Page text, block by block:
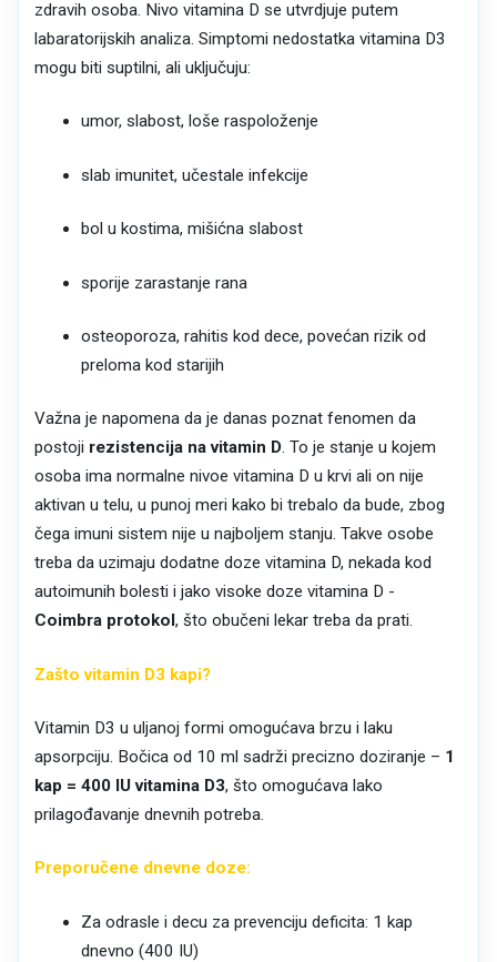
zdravih osoba. Nivo vitamina D se utvrdjuje putem
labaratorijskih analiza. Simptomi nedostatka vitamina D3
mogu biti suptilni, ali uključuju:
umor, slabost, loše raspoloženje
slab imunitet, učestale infekcije
bol u kostima, mišićna slabost
sporije zarastanje rana
osteoporoza, rahitis kod dece, povećan rizik od
preloma kod starijih
Važna je napomena da je danas poznat fenomen da
postoji rezistencija na vitamin D. To je stanje u kojem
osoba ima normalne nivoe vitamina D u krvi ali on nije
aktivan u telu, u punoj meri kako bi trebalo da bude, zbog
čega imuni sistem nije u najboljem stanju. Takve osobe
treba da uzimaju dodatne doze vitamina D, nekada kod
autoimunih bolesti i jako visoke doze vitamina D -
Coimbra protokol, što obučeni lekar treba da prati.
Zašto vitamin D3 kapi?
Vitamin D3 u uljanoj formi omogućava brzu i laku
apsorpciju. Bočica od 10 ml sadrži precizno doziranje – 1
kap = 400 IU vitamina D3, što omogućava lako
prilagođavanje dnevnih potreba.
Preporučene dnevne doze:
Za odrasle i decu za prevenciju deficita: 1 kap
dnevno (400 IU)